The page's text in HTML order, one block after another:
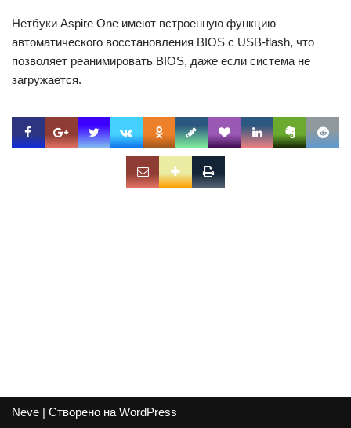
Нетбуки Aspire One имеют встроенную функцию
автоматического восстановления BIOS с USB-flash, что
позволяет реанимировать BIOS, даже если система не
загружается.
Neve | Створено на WordPress